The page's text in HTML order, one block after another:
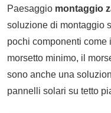
Paesaggio montaggio
soluzione di montaggio
pochi componenti come
morsetto minimo, il
sono anche una
pannelli solari su tetto